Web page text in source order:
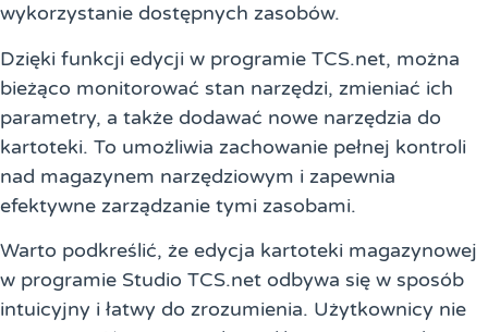
wykorzystanie dostępnych zasobów.
Dzięki funkcji edycji w programie TCS.net, można
bieżąco monitorować stan narzędzi, zmieniać ich
parametry, a także dodawać nowe narzędzia do
kartoteki. To umożliwia zachowanie pełnej kontroli
nad magazynem narzędziowym i zapewnia
efektywne zarządzanie tymi zasobami.
Warto podkreślić, że edycja kartoteki magazynowej
w programie Studio TCS.net odbywa się w sposób
intuicyjny i łatwy do zrozumienia. Użytkownicy nie